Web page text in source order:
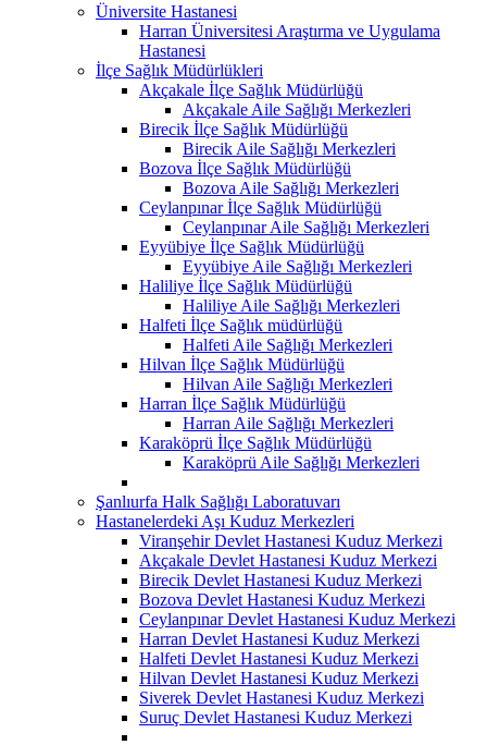
Üniversite Hastanesi
Harran Üniversitesi Araştırma ve Uygulama
Hastanesi
İlçe Sağlık Müdürlükleri
Akçakale İlçe Sağlık Müdürlüğü
Akçakale Aile Sağlığı Merkezleri
Birecik İlçe Sağlık Müdürlüğü
Birecik Aile Sağlığı Merkezleri
Bozova İlçe Sağlık Müdürlüğü
Bozova Aile Sağlığı Merkezleri
Ceylanpınar İlçe Sağlık Müdürlüğü
Ceylanpınar Aile Sağlığı Merkezleri
Eyyübiye İlçe Sağlık Müdürlüğü
Eyyübiye Aile Sağlığı Merkezleri
Haliliye İlçe Sağlık Müdürlüğü
Haliliye Aile Sağlığı Merkezleri
Halfeti İlçe Sağlık müdürlüğü
Halfeti Aile Sağlığı Merkezleri
Hilvan İlçe Sağlık Müdürlüğü
Hilvan Aile Sağlığı Merkezleri
Harran İlçe Sağlık Müdürlüğü
Harran Aile Sağlığı Merkezleri
Karaköprü İlçe Sağlık Müdürlüğü
Karaköprü Aile Sağlığı Merkezleri
Şanlıurfa Halk Sağlığı Laboratuvarı
Hastanelerdeki Aşı Kuduz Merkezleri
Viranşehir Devlet Hastanesi Kuduz Merkezi
Akçakale Devlet Hastanesi Kuduz Merkezi
Birecik Devlet Hastanesi Kuduz Merkezi
Bozova Devlet Hastanesi Kuduz Merkezi
Ceylanpınar Devlet Hastanesi Kuduz Merkezi
Harran Devlet Hastanesi Kuduz Merkezi
Halfeti Devlet Hastanesi Kuduz Merkezi
Hilvan Devlet Hastanesi Kuduz Merkezi
Siverek Devlet Hastanesi Kuduz Merkezi
Suruç Devlet Hastanesi Kuduz Merkezi